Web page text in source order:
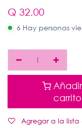
Q 32.00
6 Hay personas
carrito
Agregar a la lista